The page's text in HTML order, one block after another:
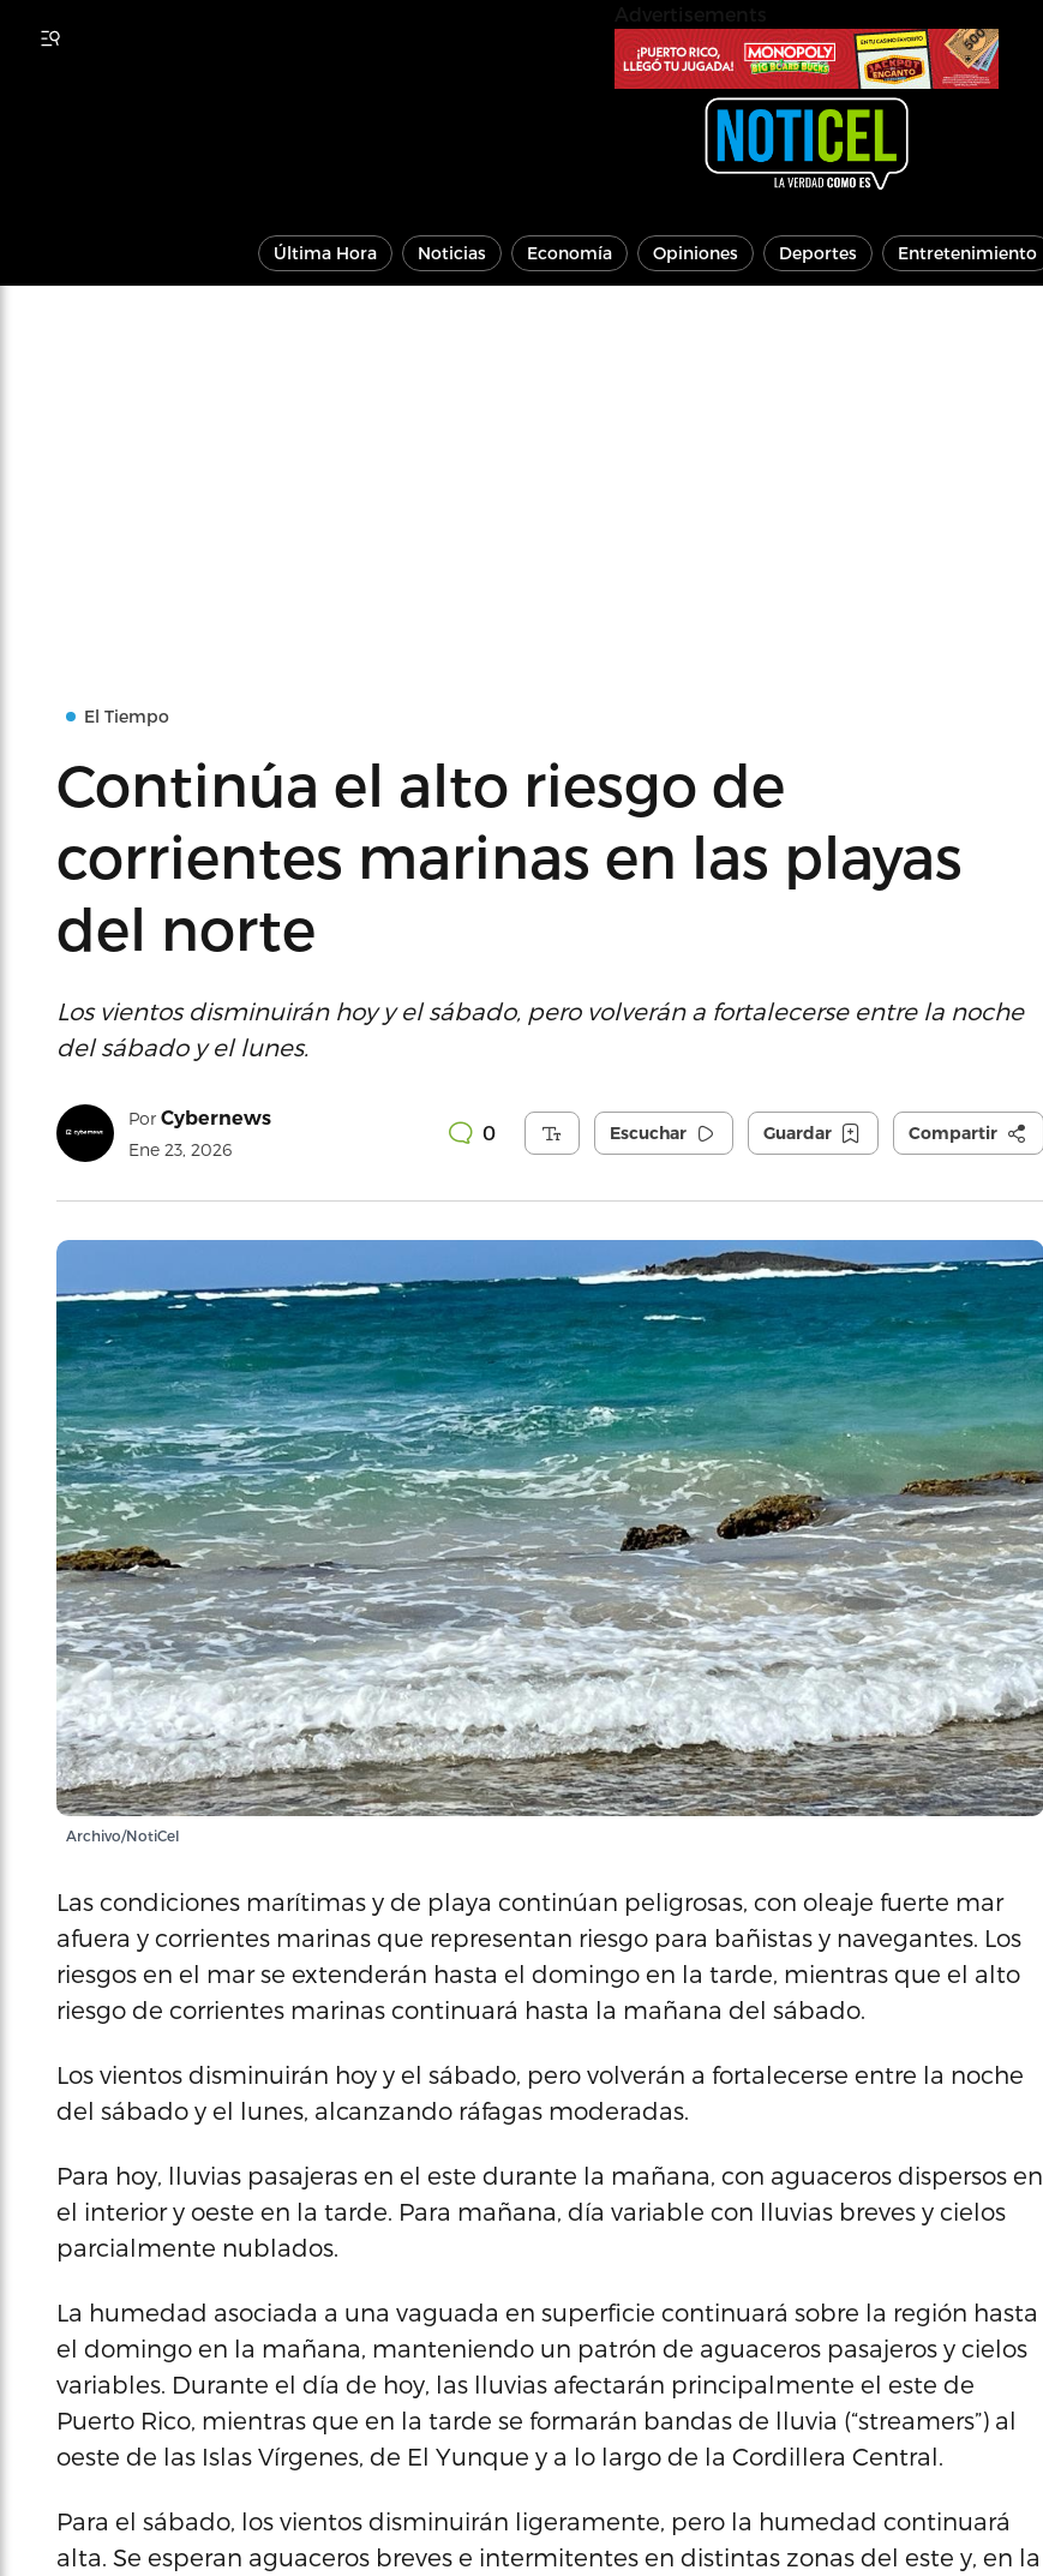
Última Hora Noticias Economía Opiniones Deportes Entretenimiento
El Tiempo
Continúa el alto riesgo de
corrientes marinas en las playas
del norte
Los vientos disminuirán hoy y el sábado, pero volverán a fortalecerse entre la noche
del sábado y el lunes.
Por Cybernews
Ene 23, 2026
0 Escuchar Guardar Compartir
Archivo/NotiCel
Las condiciones marítimas y de playa continúan peligrosas, con oleaje fuerte mar
afuera y corrientes marinas que representan riesgo para bañistas y navegantes. Los
riesgos en el mar se extenderán hasta el domingo en la tarde, mientras que el alto
riesgo de corrientes marinas continuará hasta la mañana del sábado.
Los vientos disminuirán hoy y el sábado, pero volverán a fortalecerse entre la noche
del sábado y el lunes, alcanzando ráfagas moderadas.
Para hoy, lluvias pasajeras en el este durante la mañana, con aguaceros dispersos en
el interior y oeste en la tarde. Para mañana, día variable con lluvias breves y cielos
parcialmente nublados.
La humedad asociada a una vaguada en superficie continuará sobre la región hasta
el domingo en la mañana, manteniendo un patrón de aguaceros pasajeros y cielos
variables. Durante el día de hoy, las lluvias afectarán principalmente el este de
Puerto Rico, mientras que en la tarde se formarán bandas de lluvia (“streamers”) al
oeste de las Islas Vírgenes, de El Yunque y a lo largo de la Cordillera Central.
Para el sábado, los vientos disminuirán ligeramente, pero la humedad continuará
alta. Se esperan aguaceros breves e intermitentes en distintas zonas del este y, en la